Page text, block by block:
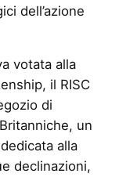
dell’azione
votata alla
il RISC
di
un
alla
declinazioni,